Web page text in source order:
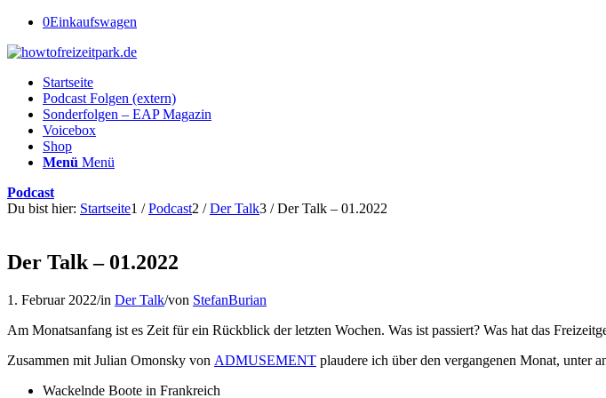
0Einkaufswagen
Startseite
Podcast Folgen (extern)
Sonderfolgen – EAP Magazin
Voicebox
Shop
Menü Menü
Podcast
Du bist hier: Startseite1 / Podcast2 / Der Talk3 / Der Talk – 01.2022
Der Talk – 01.2022
1. Februar 2022/in Der Talk/von StefanBurian
Am Monatsanfang ist es Zeit für ein Rückblick der letzten Wochen. Was ist passiert? Was hat das
Zusammen mit Julian Omonsky von ADMUSEMENT plaudere ich über den vergangenen Monat, unter
Wackelnde Boote in Frankreich